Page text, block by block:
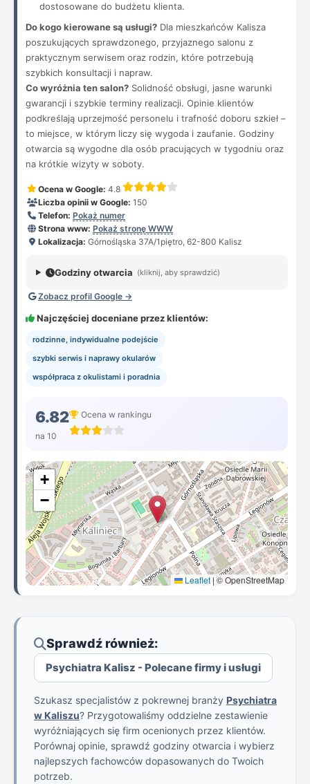
dostosowane do budżetu klienta.
Do kogo kierowane są usługi? Dla mieszkańców Kalisza
poszukujących sprawdzonego, przyjaznego salonu z
praktycznym serwisem oraz rodzin, które potrzebują
szybkich konsultacji i napraw.
Co wyróżnia ten salon? Solidność obsługi, jasne warunki
gwarancji i szybkie terminy realizacji. Opinie klientów
podkreślają uprzejmość personelu i trafność doboru szkieł –
to miejsce, w którym liczy się wygoda i zaufanie. Godziny
otwarcia są wygodne dla osób pracujących w tygodniu oraz
na krótkie wizyty w soboty.
Ocena w Google: 4.8
Liczba opinii w Google: 150
Telefon: Pokaż numer
Strona www: Pokaż stronę WWW
Lokalizacja: Górnośląska 37A/1piętro, 62-800 Kalisz
Godziny otwarcia (kliknij, aby sprawdzić)
Zobacz profil Google →
Najczęściej doceniane przez klientów:
rodzinne, indywidualne podejście
szybki serwis i naprawy okularów
współpraca z okulistami i poradnia
6.82
na 10
Ocena w rankingu
+
−
Leaflet|© OpenStreetMap
Sprawdź również:
Psychiatra Kalisz - Polecane firmy i usługi
Szukasz specjalistów z pokrewnej branży Psychiatra
w Kaliszu? Przygotowaliśmy oddzielne zestawienie
wyróżniających się firm ocenionych przez klientów.
Porównaj opinie, sprawdź godziny otwarcia i wybierz
najlepszych fachowców dopasowanych do Twoich
potrzeb.